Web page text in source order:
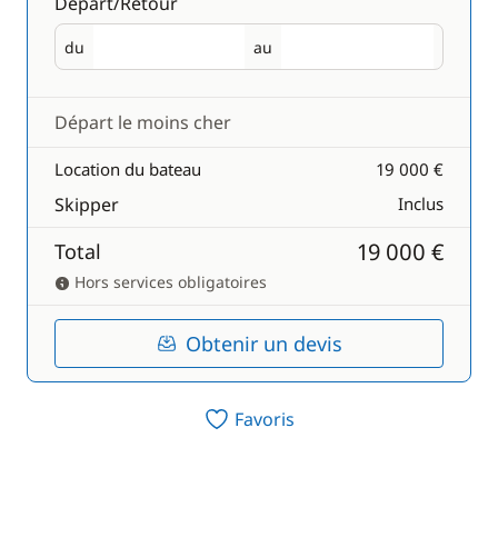
du
Départ au
Retour
Départ le moins cher
Location du bateau 19 000 €
Skipper Inclus
Total 19 000 €
Hors services obligatoires
Obtenir un devis
Favoris